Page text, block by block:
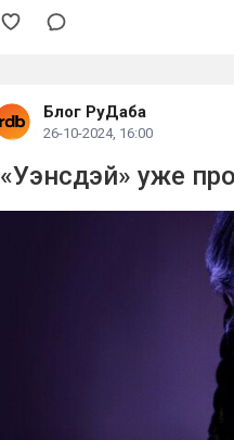
Блог РуДаба
26-10-2024, 16:00
«Уэнсдэй» уже